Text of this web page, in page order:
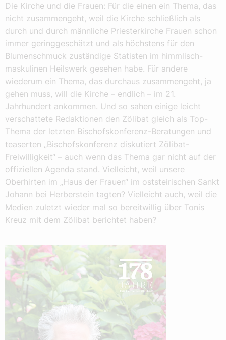
Die Kirche und die Frauen: Für die einen ein Thema, das
nicht zusammengeht, weil die Kirche schließlich als
durch und durch männliche Priesterkirche Frauen schon
immer geringgeschätzt und als höchstens für den
Blumenschmuck zuständige Statisten im himmlisch-
maskulinen Heilswerk gesehen habe. Für andere
wiederum ein Thema, das durchaus zusammengeht, ja
gehen muss, will die Kirche – endlich – im 21.
Jahrhundert ankommen. Und so sahen einige leicht
verschattete Redaktionen den Zölibat gleich als Top-
Thema der letzten Bischofskonferenz-Beratungen und
teaserten „Bischofskonferenz diskutiert Zölibat-
Freiwilligkeit“ – auch wenn das Thema gar nicht auf der
offiziellen Agenda stand. Vielleicht, weil unsere
Oberhirten im „Haus der Frauen“ im oststeirischen Sankt
Johann bei Herberstein tagten? Vielleicht auch, weil die
Medien zuletzt wieder mal so bereitwillig über Tonis
Kreuz mit dem Zölibat berichtet haben?